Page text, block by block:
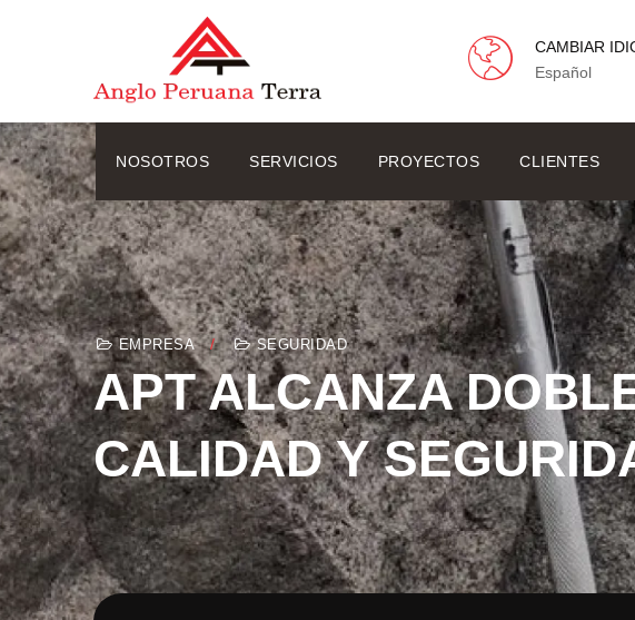
CAMBIAR
Español
NOSOTROS SERVICIOS PROYECTOS CLIENTES
EMPRESA SEGURIDAD
APT ALCANZA
CALIDAD Y